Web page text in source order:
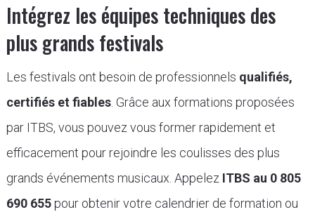
Intégrez les équipes techniques des
plus grands festivals
Les festivals ont besoin de professionnels qualifiés,
certifiés et fiables. Grâce aux formations proposées
par ITBS, vous pouvez vous former rapidement et
efficacement pour rejoindre les coulisses des plus
grands événements musicaux. Appelez ITBS au 0 805
690 655pour obtenir votre calendrier de formation ou